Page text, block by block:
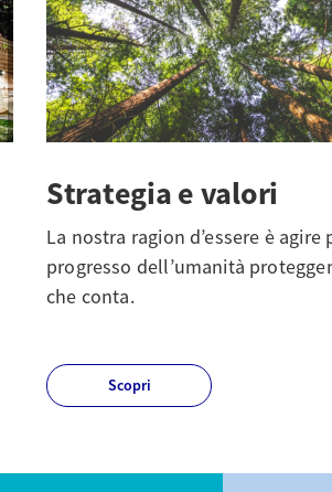
Strategia e valori
La nostra ragion d’essere è agire
progresso dell’umanità
che conta.
Scopri